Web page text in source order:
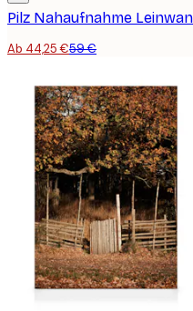
Ab 44,25 €59 €